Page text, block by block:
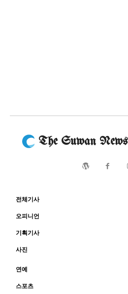
The Suwan News
전체기사
오피니언
기획기사
사진
연예
스포츠